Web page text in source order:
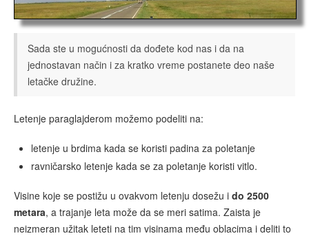
Sada ste u mogućnosti da dođete kod nas i da na
jednostavan način i za kratko vreme postanete deo naše
letačke družine.
Letenje paraglajderom možemo podeliti na:
letenje u brdima kada se koristi padina za poletanje
ravničarsko letenje kada se za poletanje koristi vitlo.
Visine koje se postižu u ovakvom letenju dosežu i do 2500
metara, a trajanje leta može da se meri satima. Zaista je
neizmeran užitak leteti na tim visinama među oblacima i deliti to